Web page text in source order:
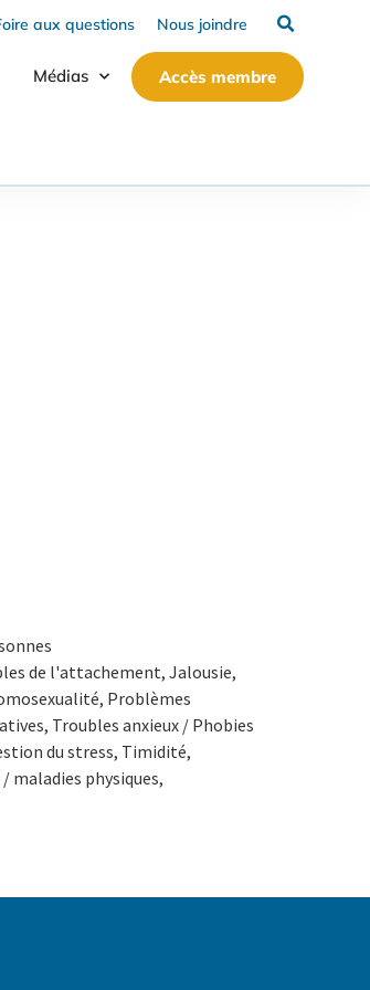
aux questions Nous joindre
Médias Accès membre
de l'attachement, Jalousie,
Problèmes
Troubles anxieux / Phobies
du stress, Timidité,
maladies physiques,